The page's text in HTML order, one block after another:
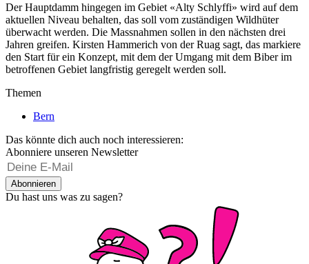
Der Hauptdamm hingegen im Gebiet «Alty Schlyffi» wird auf dem
aktuellen Niveau behalten, das soll vom zuständigen Wildhüter
überwacht werden. Die Massnahmen sollen in den nächsten drei
Jahren greifen. Kirsten Hammerich von der Ruag sagt, das markiere
den Start für ein Konzept, mit dem der Umgang mit dem Biber im
betroffenen Gebiet langfristig geregelt werden soll.
Themen
Bern
Das könnte dich auch noch interessieren:
Abonniere unseren Newsletter
Abonnieren
Du hast uns was zu sagen?